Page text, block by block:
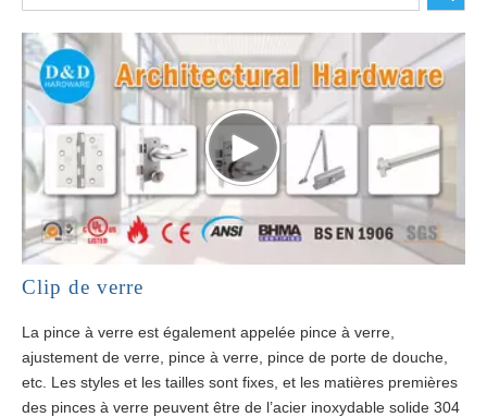
Clip de verre
La pince à verre est également appelée pince à verre,
ajustement de verre, pince à verre, pince de porte de douche,
etc. Les styles et les tailles sont fixes, et les matières premières
des pinces à verre peuvent être de l’acier inoxydable solide 304